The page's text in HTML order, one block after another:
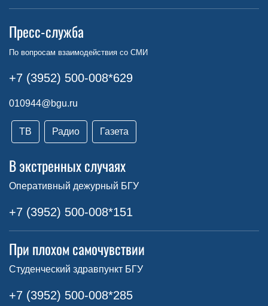
Пресс-служба
По вопросам взаимодействия со СМИ
+7 (3952) 500-008*629
010944@bgu.ru
ТВ Радио Газета
В экстренных случаях
Оперативный дежурный БГУ
+7 (3952) 500-008*151
При плохом самочувствии
Студенческий здравпункт БГУ
+7 (3952) 500-008*285